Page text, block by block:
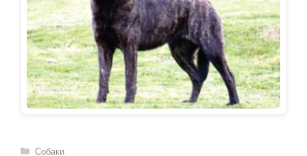
Категорії
Собаки